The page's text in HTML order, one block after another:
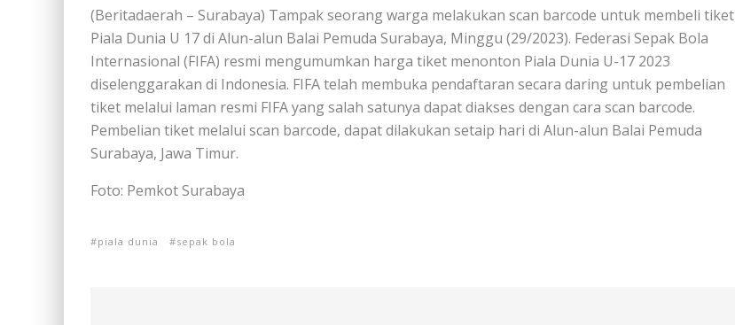
(Beritadaerah – Surabaya) Tampak seorang warga melakukan scan barcode untuk membeli tiket
Piala Dunia U 17 di Alun-alun Balai Pemuda Surabaya, Minggu (29/2023). Federasi Sepak Bola
Internasional (FIFA) resmi mengumumkan harga tiket menonton Piala Dunia U-17 2023
diselenggarakan di Indonesia. FIFA telah membuka pendaftaran secara daring untuk pembelian
tiket melalui laman resmi FIFA yang salah satunya dapat diakses dengan cara scan barcode.
Pembelian tiket melalui scan barcode, dapat dilakukan setaip hari di Alun-alun Balai Pemuda
Surabaya, Jawa Timur.
Foto: Pemkot Surabaya
piala dunia sepak bola